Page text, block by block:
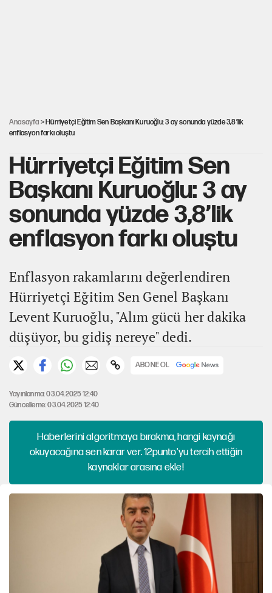
Anasayfa > Hürriyetçi Eğitim Sen Başkanı Kuruoğlu: 3 ay sonunda yüzde 3,8’lik
enflasyon farkı oluştu
Hürriyetçi Eğitim Sen
Başkanı Kuruoğlu: 3 ay
sonunda yüzde 3,8’lik
enflasyon farkı oluştu
Enflasyon rakamlarını değerlendiren
Hürriyetçi Eğitim Sen Genel Başkanı
Levent Kuruoğlu, "Alım gücü her dakika
düşüyor, bu gidiş nereye" dedi.
ABONE OL
Yayınlanma: 03.04.2025 12:40
Güncelleme: 03.04.2025 12:40
Haberlerini algoritmaya bırakma, hangi kaynağı
okuyacağına sen karar ver. 12punto'yu tercih ettiğin
kaynaklar arasına ekle!